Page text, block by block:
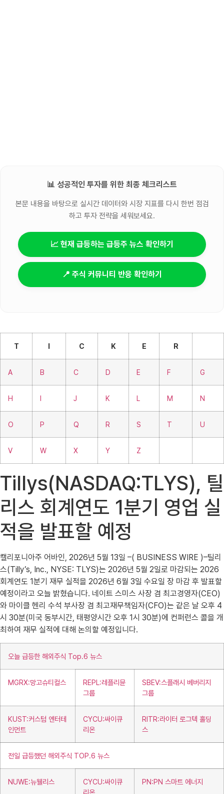
📊 성공적인 투자를 위한 최종 체크리스트
본문 내용을 바탕으로 실시간 데이터와 시장 지표를 다시 한번 점검
하고 투자 전략을 세워보세요.
📈 현재 급등하는 급등주 뉴스 확인하기
📍 주식 커뮤니티 반응 확인하기
T I C K E R
A B C D E F G
H I J K L M N
O P Q R S T U
V W X Y Z
Tillys(NASDAQ:TLYS), 틸
리스 회계연도 1분기 영업 실
적을 발표할 예정
캘리포니아주 어바인, 2026년 5월 13일 –( BUSINESS WIRE )–틸리
스(Tilly’s, Inc., NYSE: TLYS)는 2026년 5월 2일로 마감되는 2026
회계연도 1분기 재무 실적을 2026년 6월 3일 수요일 장 마감 후 발표할
예정이라고 오늘 밝혔습니다. 네이트 스미스 사장 겸 최고경영자(CEO)
와 마이클 헨리 수석 부사장 겸 최고재무책임자(CFO)는 같은 날 오후 4
시 30분(미국 동부시간, 태평양시간 오후 1시 30분)에 컨퍼런스 콜을 개
최하여 재무 실적에 대해 논의할 예정입니다.
오늘 급등한 해외주식 Top.6 뉴스
MGRX:망고슈티컬스
REPL:레플리뮨
그룹
SBEV:스플래시 베버리지
그룹
KUST:커스텀 엔터테
인먼트
CYCU:싸이큐
리온
RITR:라이터 로그텍 홀딩
스
전일 급등했던 해외주식 TOP.6 뉴스
NUWE:뉴웰리스
CYCU:싸이큐
PN:PN 스마트 에너지